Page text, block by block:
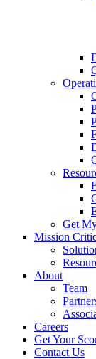
Get
Mission
About
Team
Careers
Get Your
Contact Us